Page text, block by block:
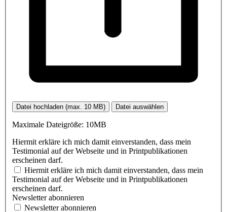
Datei hochladen (max. 10 MB) Datei auswählen
Maximale Dateigröße: 10MB
Hiermit erkläre ich mich damit einverstanden, dass mein
Testimonial auf der Webseite und in Printpublikationen
erscheinen darf.
Hiermit erkläre ich mich damit einverstanden, dass mein
Testimonial auf der Webseite und in Printpublikationen
erscheinen darf.
Newsletter abonnieren
Newsletter abonnieren